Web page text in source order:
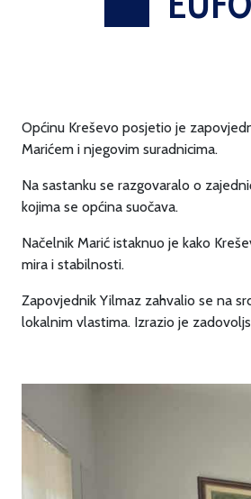
Općinu Kreševo posjetio je
Marićem i njegovim suradnicima.
Na sastanku se razgovaralo o
kojima se općina suočava.
Načelnik Marić istaknuo je kako
mira i stabilnosti.
Zapovjednik Yilmaz zahvalio se na
lokalnim vlastima. Izrazio je